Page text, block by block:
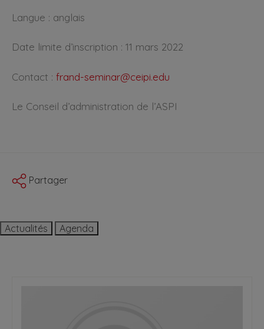
Langue : anglais
Date limite d’inscription : 11 mars 2022
Contact : frand-seminar@ceipi.edu
Le Conseil d’administration de l’ASPI
Partager
Actualités Agenda